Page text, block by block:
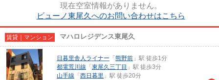
現在空室情報がありません。
ビューノ東尾久へのお問い合わせはこちら
賃貸｜マンション マハロレジデンス東尾久
日暮里舎人ライナー 「 熊野前 」駅 徒歩1分
都電荒川線 「 東尾久三丁目 」駅 徒歩3分
山手線 「 西日暮里 」駅 徒歩20分